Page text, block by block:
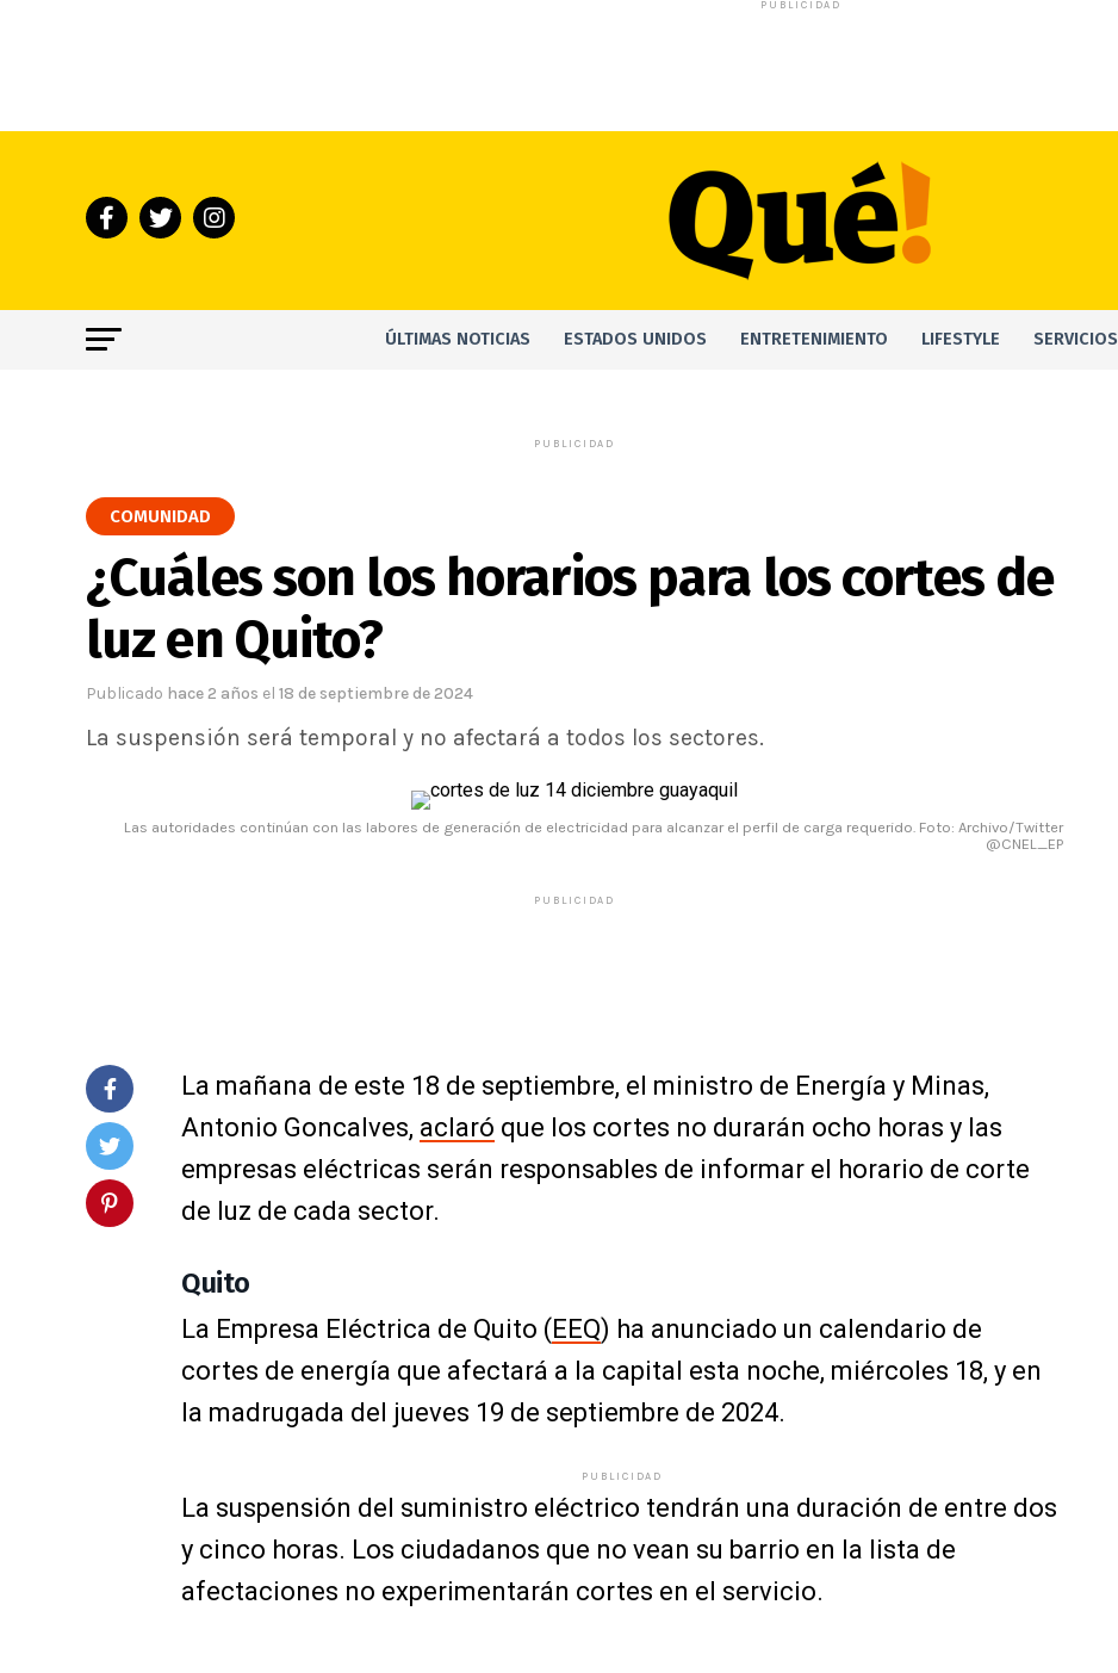
PUBLICIDAD
ÚLTIMAS NOTICIAS ESTADOS UNIDOS ENTRETENIMIENTO LIFESTYLE SERVICIOS
PUBLICIDAD
COMUNIDAD
¿Cuáles son los horarios para los cortes de
luz en Quito?
Publicado hace 2 años el 18 de septiembre de 2024
La suspensión será temporal y no afectará a todos los sectores.
Las autoridades continúan con las labores de generación de electricidad para alcanzar el perfil de carga requerido. Foto: Archivo/Twitter
@CNEL_EP
PUBLICIDAD
La mañana de este 18 de septiembre, el ministro de Energía y Minas,
Antonio Goncalves, aclaró que los cortes no durarán ocho horas y las
empresas eléctricas serán responsables de informar el horario de corte
de luz de cada sector.
Quito
La Empresa Eléctrica de Quito (EEQ) ha anunciado un calendario de
cortes de energía que afectará a la capital esta noche, miércoles 18, y en
la madrugada del jueves 19 de septiembre de 2024.
PUBLICIDAD
La suspensión del suministro eléctrico tendrán una duración de entre dos
y cinco horas. Los ciudadanos que no vean su barrio en la lista de
afectaciones no experimentarán cortes en el servicio.